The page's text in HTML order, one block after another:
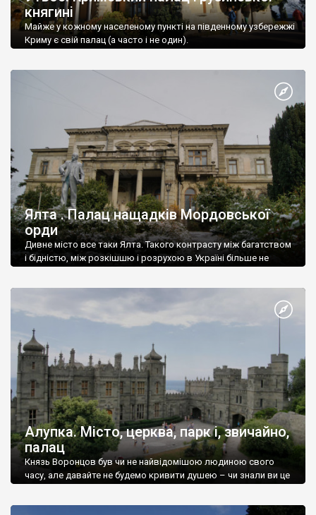
княгині
Майже у кожному населеному пункті на південному узбережжі
Криму є свій палац (а часто і не один).
Ялта . Палац нащадків Мордовської
орди
Дивне місто все таки Ялта. Такого контрасту між багатством
і бідністю, між розкішшю і розрухою в Україні більше не
Алупка. Місто, церква, парк і, звичайно,
палац
Князь Воронцов був чи не найвідомішою людиною свого
часу, але давайте не будемо кривити душею – чи знали ви це